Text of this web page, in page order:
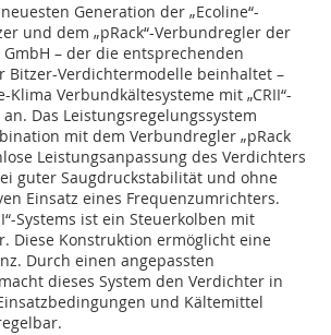
Generation der „Ecoline“-
und dem „pRack“-Verbundregler der
– der die entsprechenden
Bitzer-Verdichtermodelle beinhaltet –
Klima Verbundkältesysteme mit „CRII“-
Das Leistungsregelungssystem
mit dem Verbundregler „pRack
Leistungsanpassung des Verdichters
guter Saugdruckstabilität und ohne
Einsatz eines Frequenzumrichters.
Systems ist ein Steuerkolben mit
Diese Konstruktion ermöglicht eine
Durch einen angepassten
dieses System den Verdichter in
und Kältemittel